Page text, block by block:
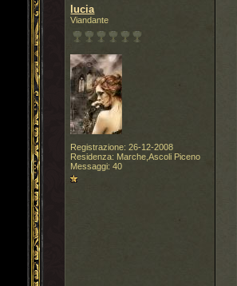
lucia
Viandante
Registrazione: 26-12-2008
Residenza: Marche,Ascoli Piceno
Messaggi: 40